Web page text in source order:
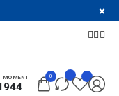
MOMENT 0